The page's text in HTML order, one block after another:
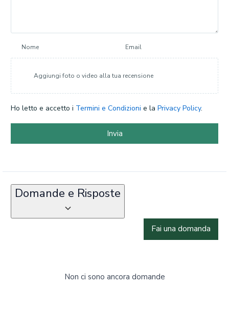
Nome Email
Aggiungi foto o video alla tua recensione
Ho letto e accetto i Termini e Condizioni e la Privacy Policy.
Invia
Domande e Risposte
Fai una domanda
Non ci sono ancora domande